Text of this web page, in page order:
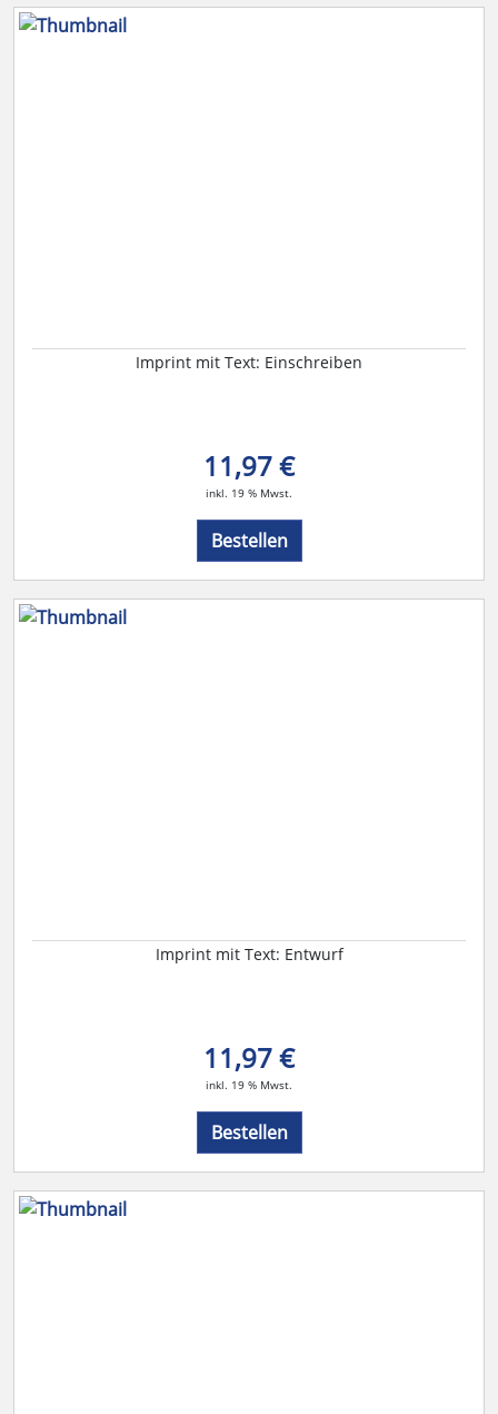
Imprint mit Text: Einschreiben
11,97 €
inkl. 19 % Mwst.
Bestellen
Imprint mit Text: Entwurf
11,97 €
inkl. 19 % Mwst.
Bestellen